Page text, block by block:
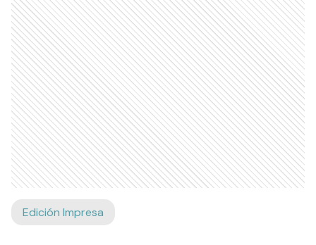
Edición Impresa